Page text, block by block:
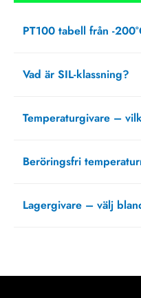
PT100 tabell från -
Vad är SIL-klassning?
Temperaturgivare –
Beröringsfri
Lagergivare – välj